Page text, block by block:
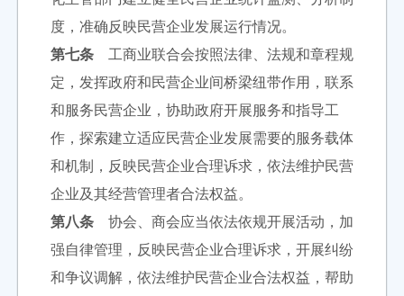
度，准确反映民营企业发展运行情况。
第七条 工商业联合会按照法律、法规和章程规
定，发挥政府和民营企业间桥梁纽带作用，联系
和服务民营企业，协助政府开展服务和指导工
作，探索建立适应民营企业发展需要的服务载体
和机制，反映民营企业合理诉求，依法维护民营
企业及其经营管理者合法权益。
第八条 协会、商会应当依法依规开展活动，加
强自律管理，反映民营企业合理诉求，开展纠纷
和争议调解，依法维护民营企业合法权益，帮助